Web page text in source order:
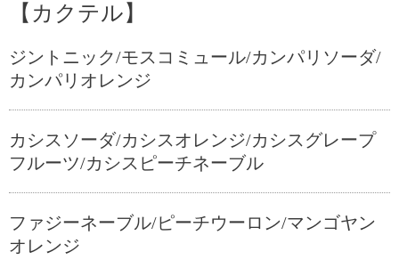
【カクテル】
ジントニック/モスコミュール/カンパリソーダ/
カンパリオレンジ
カシスソーダ/カシスオレンジ/カシスグレープ
フルーツ/カシスピーチネーブル
ファジーネーブル/ピーチウーロン/マンゴヤン
オレンジ